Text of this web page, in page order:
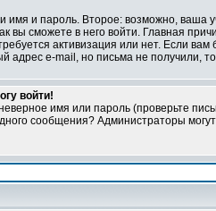
имя и пароль. Второе: возможно,
вы сможете в него войти. Главная
активизация или нет. Если
адрес e-mail, но письма не получили,
войти!
имя или пароль (проверьте
сообщения? Администраторы